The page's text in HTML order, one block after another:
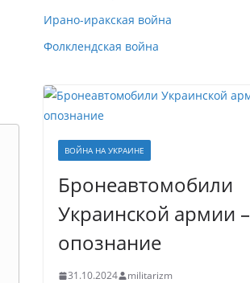
Ирано-иракская война
Фолклендская война
ВОЙНА НА УКРАИНЕ
Бронеавтомобили
Украинской армии –
опознание
31.10.2024 militarizm